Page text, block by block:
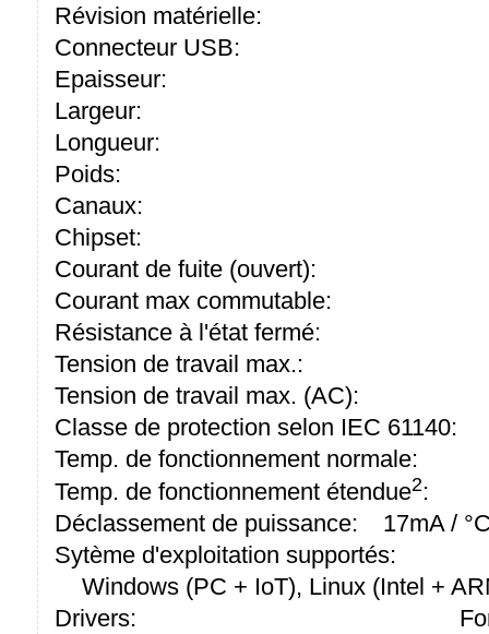
Révision matérielle:
Connecteur USB:
Epaisseur:
Largeur:
Longueur:
Poids:
Canaux:
Chipset:
Courant de fuite (ouvert):
Courant max commutable:
Résistance à l'état fermé:
Tension de travail max.:
Tension de travail max. (AC):
Classe de protection selon IEC 61140:
Temp. de fonctionnement normale:
Temp. de fonctionnement étendue2:
Déclassement de puissance:
17mA /
Sytème d'exploitation supportés:
Windows (PC + IoT), Linux (Intel +
Drivers: